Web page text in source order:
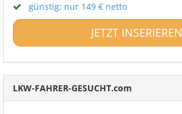
günstig: nur 149 € netto
JETZT INSERIEREN
LKW-FAHRER-GESUCHT.com